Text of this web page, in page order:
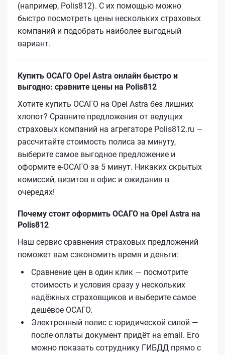
(например, Polis812). С их помощью можно
быстро посмотреть цены нескольких страховых
компаний и подобрать наиболее выгодный
вариант.
Купить ОСАГО Opel Astra онлайн быстро и
выгодно: сравните цены на Polis812
Хотите купить ОСАГО на Opel Astra без лишних
хлопот? Сравните предложения от ведущих
страховых компаний на агрегаторе Polis812.ru —
рассчитайте стоимость полиса за минуту,
выберите самое выгодное предложение и
оформите е‑ОСАГО за 5 минут. Никаких скрытых
комиссий, визитов в офис и ожидания в
очередях!
Почему стоит оформить ОСАГО на Opel Astra на
Polis812
Наш сервис сравнения страховых предложений
поможет вам сэкономить время и деньги:
Сравнение цен в один клик — посмотрите
стоимость и условия сразу у нескольких
надёжных страховщиков и выберите самое
дешёвое ОСАГО.
Электронный полис с юридической силой —
после оплаты документ придёт на email. Его
можно показать сотруднику ГИБДД прямо с